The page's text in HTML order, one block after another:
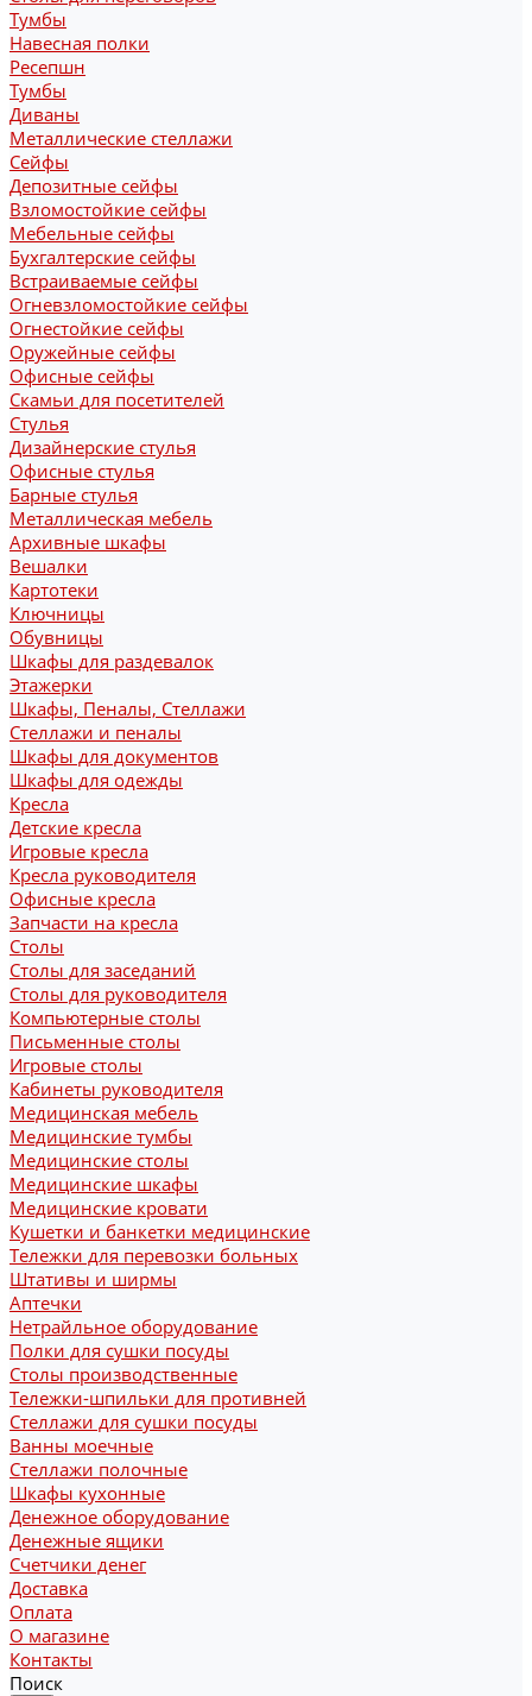
Тумбы
Навесная полки
Ресепшн
Тумбы
Диваны
Металлические стеллажи
Сейфы
Депозитные сейфы
Взломостойкие сейфы
Мебельные сейфы
Бухгалтерские сейфы
Встраиваемые сейфы
Огневзломостойкие сейфы
Огнестойкие сейфы
Оружейные сейфы
Офисные сейфы
Скамьи для посетителей
Стулья
Дизайнерские стулья
Офисные стулья
Барные стулья
Металлическая мебель
Архивные шкафы
Вешалки
Картотеки
Ключницы
Обувницы
Шкафы для раздевалок
Этажерки
Шкафы, Пеналы, Стеллажи
Стеллажи и пеналы
Шкафы для документов
Шкафы для одежды
Кресла
Детские кресла
Игровые кресла
Кресла руководителя
Офисные кресла
Запчасти на кресла
Столы
Столы для заседаний
Столы для руководителя
Компьютерные столы
Письменные столы
Игровые столы
Кабинеты руководителя
Медицинская мебель
Медицинские тумбы
Медицинские столы
Медицинские шкафы
Медицинские кровати
Кушетки и банкетки медицинские
Тележки для перевозки больных
Штативы и ширмы
Аптечки
Нетрайльное оборудование
Полки для сушки посуды
Столы производственные
Тележки-шпильки для противней
Стеллажи для сушки посуды
Ванны моечные
Стеллажи полочные
Шкафы кухонные
Денежное оборудование
Денежные ящики
Счетчики денег
Доставка
Оплата
О магазине
Контакты
Поиск